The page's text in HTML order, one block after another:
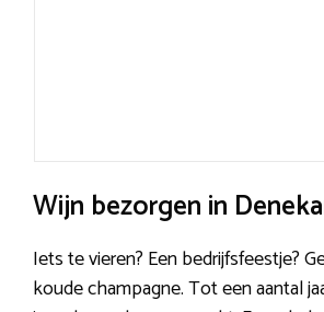
Wijn bezorgen in
Iets te vieren? Een bedrijfsfeestje?
koude champagne. Tot een aantal